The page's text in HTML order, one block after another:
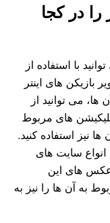
در کجا
با استفاده از
بازیکن های اینتر
می توانید از
های مربوط
نیز استفاده کنید.
انواع سایت های
عکس های این
به آن ها را نیز به